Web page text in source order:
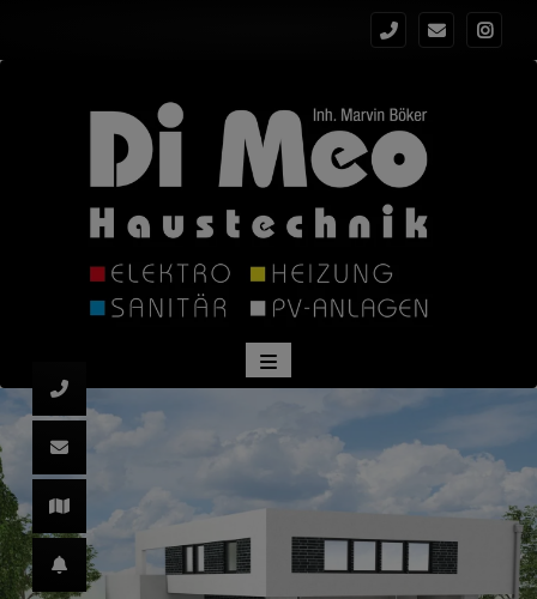
öffnen und schließen
schließen
und schließen
schließen
schließen